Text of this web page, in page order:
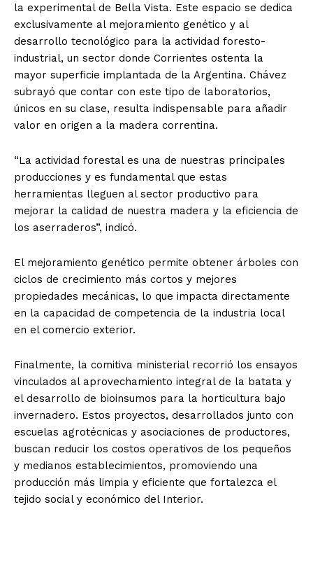
la experimental de Bella Vista. Este espacio se dedica
exclusivamente al mejoramiento genético y al
desarrollo tecnológico para la actividad foresto-
industrial, un sector donde Corrientes ostenta la
mayor superficie implantada de la Argentina. Chávez
subrayó que contar con este tipo de laboratorios,
únicos en su clase, resulta indispensable para añadir
valor en origen a la madera correntina.
“La actividad forestal es una de nuestras principales
producciones y es fundamental que estas
herramientas lleguen al sector productivo para
mejorar la calidad de nuestra madera y la eficiencia de
los aserraderos”, indicó.
El mejoramiento genético permite obtener árboles con
ciclos de crecimiento más cortos y mejores
propiedades mecánicas, lo que impacta directamente
en la capacidad de competencia de la industria local
en el comercio exterior.
Finalmente, la comitiva ministerial recorrió los ensayos
vinculados al aprovechamiento integral de la batata y
el desarrollo de bioinsumos para la horticultura bajo
invernadero. Estos proyectos, desarrollados junto con
escuelas agrotécnicas y asociaciones de productores,
buscan reducir los costos operativos de los pequeños
y medianos establecimientos, promoviendo una
producción más limpia y eficiente que fortalezca el
tejido social y económico del Interior.